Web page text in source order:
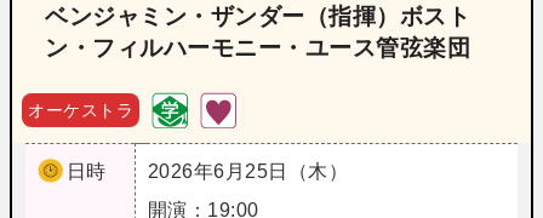
ベンジャミン・ザンダー（指揮）ボスト
ン・フィルハーモニー・ユース管弦楽団
オーケストラ
日時
2026年6月25日（木）
開演：19:00